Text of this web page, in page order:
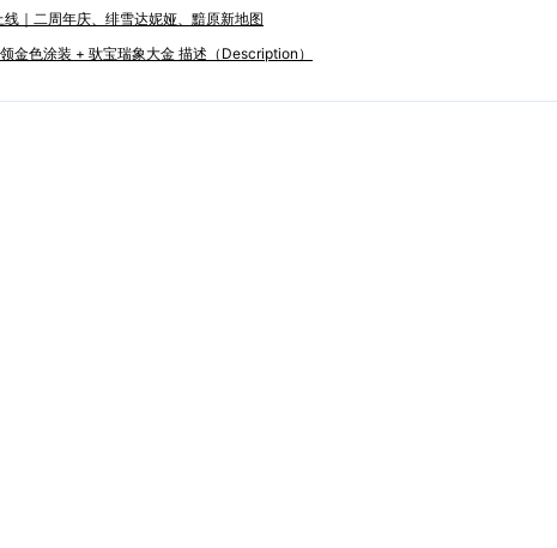
｜二周年庆、绯雪达妮娅、黯原新地图
金色涂装 + 驮宝瑞象大金 描述（Description）